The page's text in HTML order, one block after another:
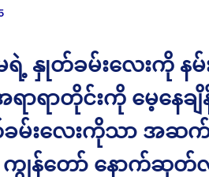
နှုတ်ခမ်းလေးကို န
ာရာတိုင်းကို မေ့နေချိ
ခမ်းလေးကိုသာ အဆ
ကျွန်တော် နောက်